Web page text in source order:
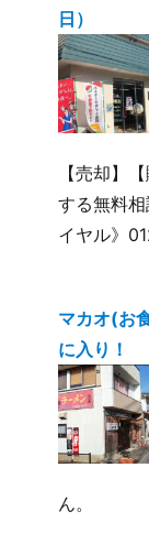
日）
【売却】
する無料
イヤル》
マカオ(お
に入り！
ん。